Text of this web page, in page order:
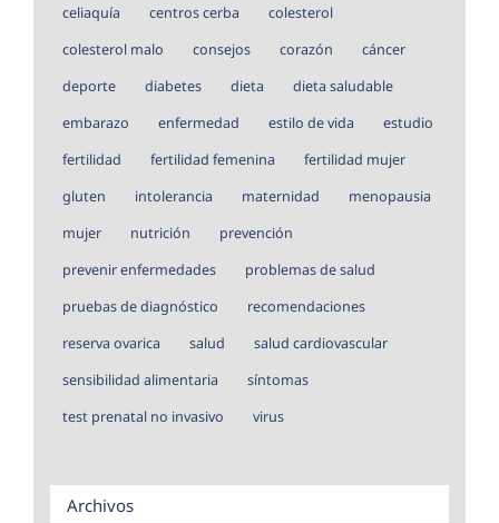
celiaquía
centros cerba
colesterol
colesterol malo
consejos corazón
cáncer
deporte
diabetes dieta
dieta saludable
embarazo
enfermedad estilo de vida
estudio
fertilidad
fertilidad femenina
fertilidad mujer
gluten
intolerancia maternidad
menopausia
mujer
nutrición
prevención
prevenir enfermedades
problemas de salud
pruebas de diagnóstico
recomendaciones
reserva ovarica
salud
salud cardiovascular
sensibilidad alimentaria
síntomas
test prenatal no invasivo
virus
Archivos